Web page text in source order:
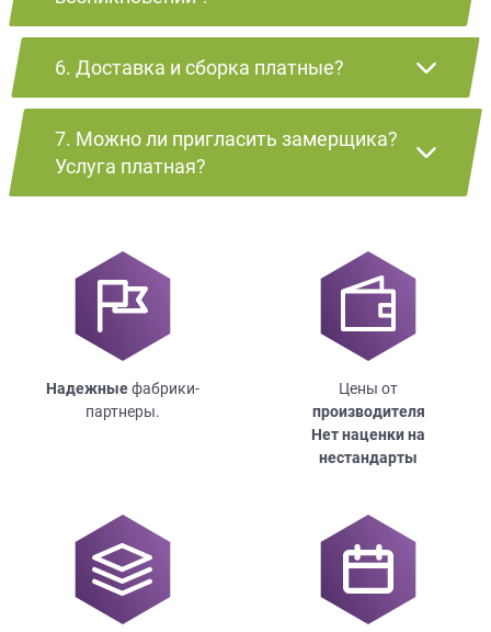
6. Доставка и сборка платные?
7. Можно ли пригласить замерщика?
Услуга платная?
Надежныефабрики-
партнеры.
Цены от
производителя
Нет наценки на
нестандарты